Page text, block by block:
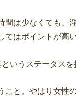
は少なくても、
はポイントが高い
いうステータスを
こと。やはり女性